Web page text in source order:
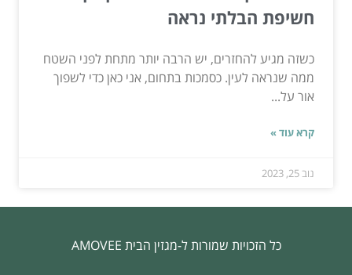
חשיפת הבלתי נראה
כשזה מגיע להחזרים, יש הרבה יותר מתחת לפני השטח
ממה שנראה לעין. כסמכות בתחום, אני כאן כדי לשפוך
אור על...
קרא עוד »
נוב 25, 2023
כל הזכויות שמורות ל-מגזין הבית AMOVEE